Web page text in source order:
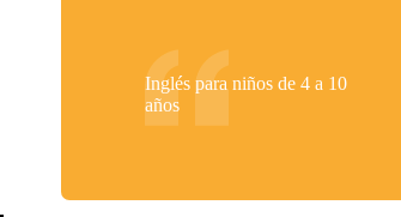
Inglés para niños de 4 a 10
años